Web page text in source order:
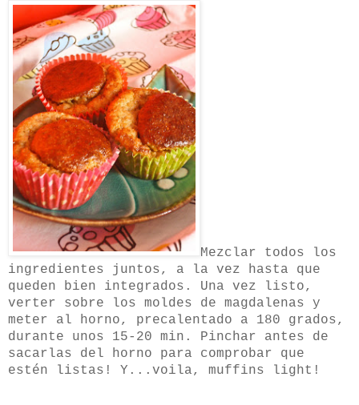
Mezclar todos los
ingredientes juntos, a la vez hasta que
queden bien integrados. Una vez listo,
verter sobre los moldes de magdalenas y
meter al horno, precalentado a 180 grados,
durante unos 15-20 min. Pinchar antes de
sacarlas del horno para comprobar que
estén listas! Y...voila, muffins light!